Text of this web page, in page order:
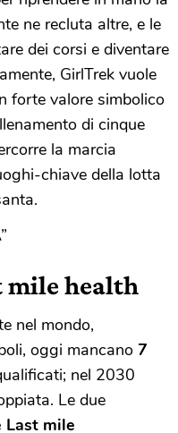
ne recluta altre, e le
dei corsi e diventare
GirlTrek vuole
forte valore simbolico
di cinque
la marcia
chiave della lotta
mile health
nel mondo,
oggi mancano 7
nel 2030
Le due
Last mile